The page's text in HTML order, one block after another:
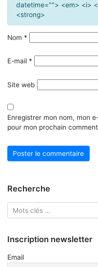
datetime=""> <em> <i>
<strong>
Nom *
E-mail *
Site web
Enregistrer mon nom, mon
pour mon prochain
Recherche
Inscription newsletter
Email